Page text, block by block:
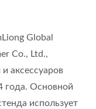
Global
Co., Ltd.,
аксессуаров
года. Основной
использует